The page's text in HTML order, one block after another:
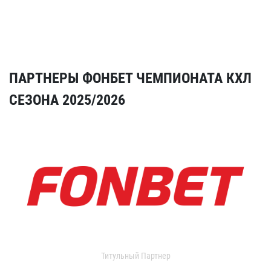
ПАРТНЕРЫ ФОНБЕТ ЧЕМПИОНАТА КХЛ
СЕЗОНА 2025/2026
Титульный Партнер